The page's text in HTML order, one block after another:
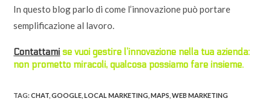
In questo blog parlo di come l’innovazione può portare
semplificazione al lavoro.
Contattami se vuoi gestire l’innovazione nella tua azienda:
non prometto miracoli, qualcosa possiamo fare insieme.
TAG:CHAT GOOGLE LOCAL MARKETING MAPS WEB MARKETING